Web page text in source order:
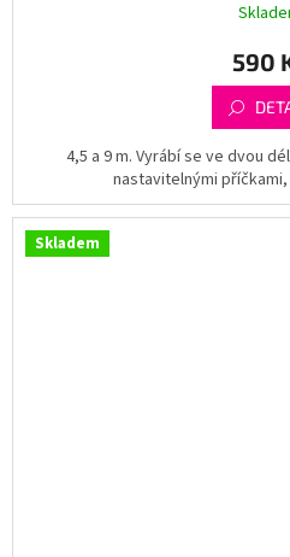
590
4,5 a 9 m. Vyrábí se ve dvou
nastavitelnými
Skladem